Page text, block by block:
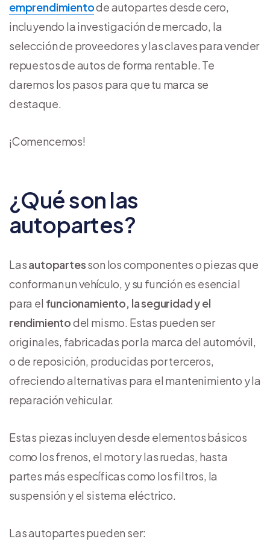
emprendimientode autopartes desde cero,
incluyendo la investigación de mercado, la
selección de proveedores y las claves para vender
repuestos de autos de forma rentable. Te
daremos los pasos para que tu marca se
destaque.
¡Comencemos!
¿Qué son las
autopartes?
Lasautopartesson los componentes o piezas que
conforman un vehículo, y su función es esencial
para el funcionamiento, la seguridad y el
rendimientodel mismo. Estas pueden ser
originales, fabricadas por la marca del automóvil,
o de reposición, producidas por terceros,
ofreciendo alternativas para el mantenimiento y la
reparación vehicular.
Estas piezas incluyen desde elementos básicos
como los frenos, el motor y las ruedas, hasta
partes más específicas como los filtros, la
suspensión y el sistema eléctrico.
Las autopartes pueden ser: